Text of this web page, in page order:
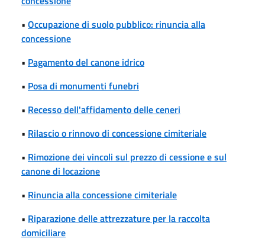
• Occupazione di suolo pubblico: rinuncia alla
concessione
• Pagamento del canone idrico
• Posa di monumenti funebri
• Recesso dell'affidamento delle ceneri
• Rilascio o rinnovo di concessione cimiteriale
• Rimozione dei vincoli sul prezzo di cessione e sul
canone di locazione
• Rinuncia alla concessione cimiteriale
• Riparazione delle attrezzature per la raccolta
domiciliare